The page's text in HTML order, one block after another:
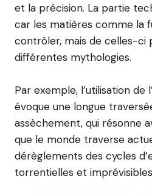
et la précision. La partie
car les matières comme la
contrôler, mais de celles-ci
différentes mythologies.
Par exemple, l’utilisation de
évoque une longue
assèchement, qui résonne
que le monde traverse
dérèglements des cycles
torrentielles et